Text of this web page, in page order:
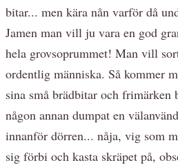
bitar... men kära nån varför då
Jamen man vill ju vara en god
hela grovsoprummet! Man vill
ordentlig människa. Så kommer
sina små brädbitar och frimärken
någon annan dumpat en
innanför dörren... nåja, vig som
sig förbi och kasta skräpet på,